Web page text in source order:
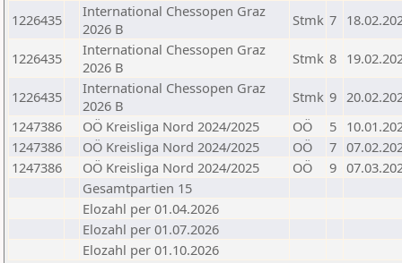
1226435
International Chessopen Graz
2026 B
Stmk 7
1226435
International Chessopen Graz
2026 B
Stmk 8
1226435
International Chessopen Graz
2026 B
Stmk 9
1247386
OÖ Kreisliga Nord 2024/2025 OÖ 5
1247386
OÖ Kreisliga Nord 2024/2025 OÖ 7
1247386
OÖ Kreisliga Nord 2024/2025 OÖ 9
Gesamtpartien 15
Elozahl per 01.04.2026
Elozahl per 01.07.2026
Elozahl per 01.10.2026